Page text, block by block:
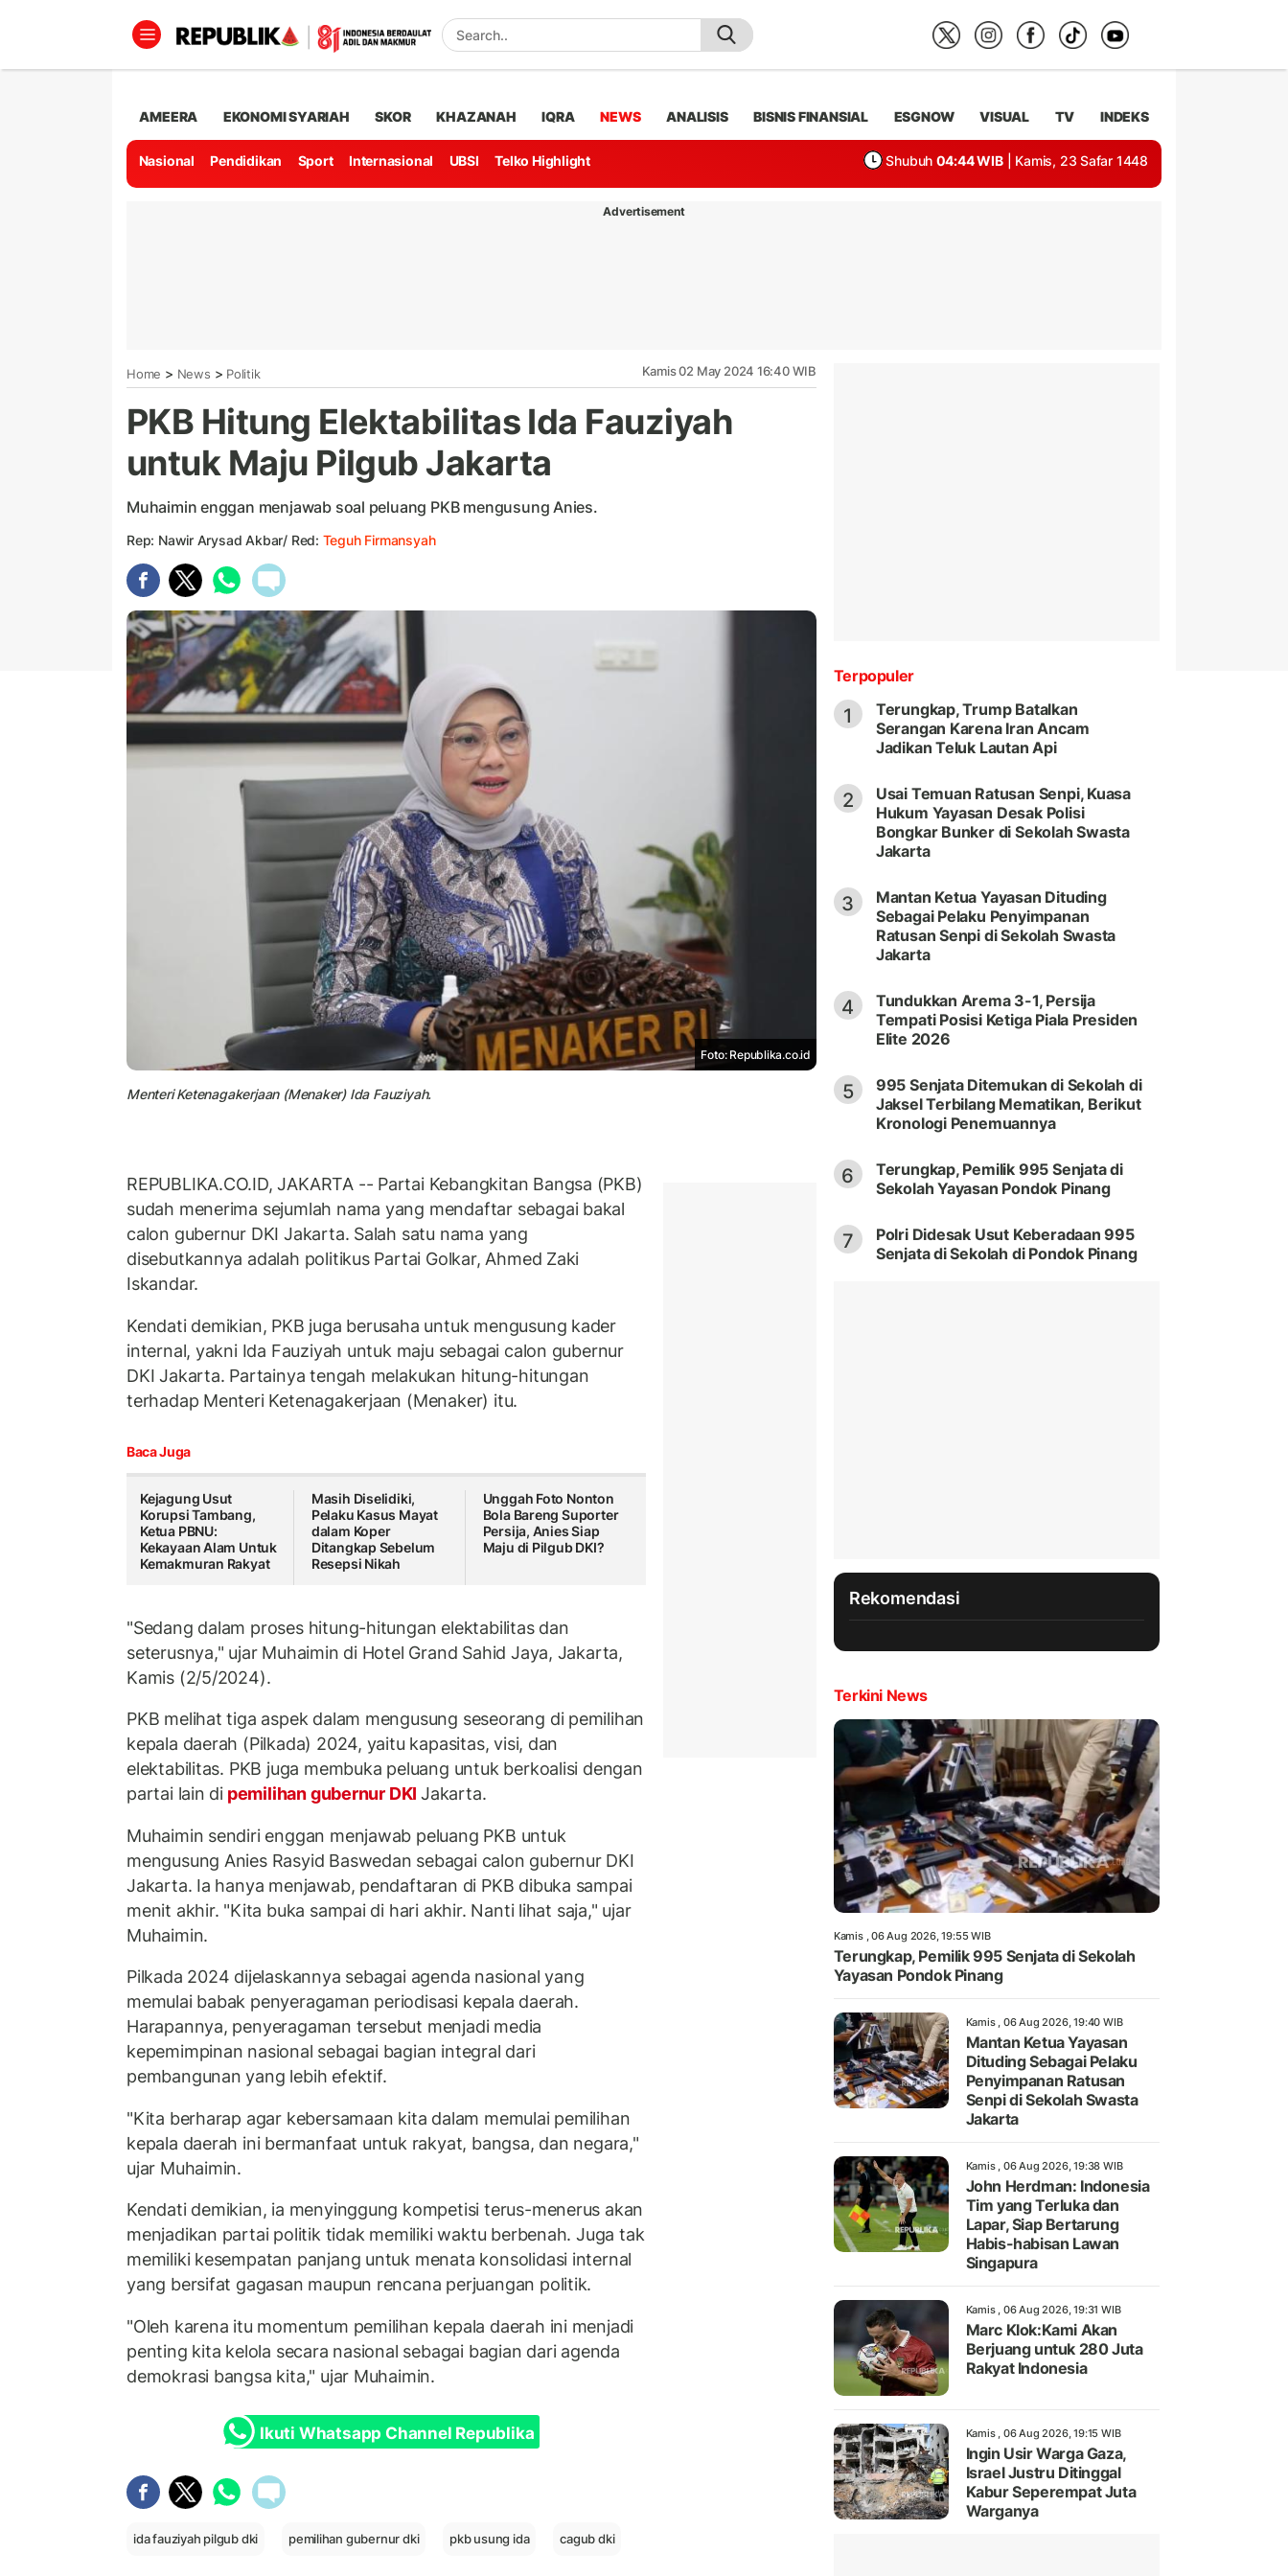
AMEERA EKONOMI SYARIAH SKOR KHAZANAH IQRA NEWS ANALISIS BISNIS FINANSIAL ESGNOW VISUAL TV INDEKS
Nasional Pendidikan Sport Internasional UBSI Telko Highlight Shubuh 04:44 WIB | Kamis, 23 Safar 1448
Advertisement
Home > News > Politik Kamis 02 May 2024 16:40 WIB
PKB Hitung Elektabilitas Ida Fauziyah
untuk Maju Pilgub Jakarta
Muhaimin enggan menjawab soal peluang PKB mengusung Anies.
Rep: Nawir Arysad Akbar/ Red: Teguh Firmansyah
Foto: Republika.co.id
Menteri Ketenagakerjaan (Menaker) Ida Fauziyah.
REPUBLIKA.CO.ID, JAKARTA -- Partai Kebangkitan Bangsa (PKB)
sudah menerima sejumlah nama yang mendaftar sebagai bakal
calon gubernur DKI Jakarta. Salah satu nama yang
disebutkannya adalah politikus Partai Golkar, Ahmed Zaki
Iskandar.
Kendati demikian, PKB juga berusaha untuk mengusung kader
internal, yakni Ida Fauziyah untuk maju sebagai calon gubernur
DKI Jakarta. Partainya tengah melakukan hitung-hitungan
terhadap Menteri Ketenagakerjaan (Menaker) itu.
Baca Juga
Kejagung Usut
Korupsi Tambang,
Ketua PBNU:
Kekayaan Alam Untuk
Kemakmuran Rakyat
Masih Diselidiki,
Pelaku Kasus Mayat
dalam Koper
Ditangkap Sebelum
Resepsi Nikah
Unggah Foto Nonton
Bola Bareng Suporter
Persija, Anies Siap
Maju di Pilgub DKI?
"Sedang dalam proses hitung-hitungan elektabilitas dan
seterusnya," ujar Muhaimin di Hotel Grand Sahid Jaya, Jakarta,
Kamis (2/5/2024).
PKB melihat tiga aspek dalam mengusung seseorang di pemilihan
kepala daerah (Pilkada) 2024, yaitu kapasitas, visi, dan
elektabilitas. PKB juga membuka peluang untuk berkoalisi dengan
partai lain di pemilihan gubernur DKIJakarta.
Muhaimin sendiri enggan menjawab peluang PKB untuk
mengusung Anies Rasyid Baswedan sebagai calon gubernur DKI
Jakarta. Ia hanya menjawab, pendaftaran di PKB dibuka sampai
menit akhir. "Kita buka sampai di hari akhir. Nanti lihat saja," ujar
Muhaimin.
Pilkada 2024 dijelaskannya sebagai agenda nasional yang
memulai babak penyeragaman periodisasi kepala daerah.
Harapannya, penyeragaman tersebut menjadi media
kepemimpinan nasional sebagai bagian integral dari
pembangunan yang lebih efektif.
"Kita berharap agar kebersamaan kita dalam memulai pemilihan
kepala daerah ini bermanfaat untuk rakyat, bangsa, dan negara,"
ujar Muhaimin.
Kendati demikian, ia menyinggung kompetisi terus-menerus akan
menjadikan partai politik tidak memiliki waktu berbenah. Juga tak
memiliki kesempatan panjang untuk menata konsolidasi internal
yang bersifat gagasan maupun rencana perjuangan politik.
"Oleh karena itu momentum pemilihan kepala daerah ini menjadi
penting kita kelola secara nasional sebagai bagian dari agenda
demokrasi bangsa kita," ujar Muhaimin.
Ikuti Whatsapp Channel Republika
ida fauziyah pilgub dki pemilihan gubernur dki pkb usung ida cagub dki
Terpopuler
1
Terungkap, Trump Batalkan
Serangan Karena Iran Ancam
Jadikan Teluk Lautan Api
2
Usai Temuan Ratusan Senpi, Kuasa
Hukum Yayasan Desak Polisi
Bongkar Bunker di Sekolah Swasta
Jakarta
3
Mantan Ketua Yayasan Dituding
Sebagai Pelaku Penyimpanan
Ratusan Senpi di Sekolah Swasta
Jakarta
4
Tundukkan Arema 3-1, Persija
Tempati Posisi Ketiga Piala Presiden
Elite 2026
5
995 Senjata Ditemukan di Sekolah di
Jaksel Terbilang Mematikan, Berikut
Kronologi Penemuannya
6
Terungkap, Pemilik 995 Senjata di
Sekolah Yayasan Pondok Pinang
7
Polri Didesak Usut Keberadaan 995
Senjata di Sekolah di Pondok Pinang
Rekomendasi
Terkini News
Kamis , 06 Aug 2026, 19:55 WIB
Terungkap, Pemilik 995 Senjata di Sekolah
Yayasan Pondok Pinang
Kamis , 06 Aug 2026, 19:40 WIB
Mantan Ketua Yayasan
Dituding Sebagai Pelaku
Penyimpanan Ratusan
Senpi di Sekolah Swasta
Jakarta
Kamis , 06 Aug 2026, 19:38 WIB
John Herdman: Indonesia
Tim yang Terluka dan
Lapar, Siap Bertarung
Habis-habisan Lawan
Singapura
Kamis , 06 Aug 2026, 19:31 WIB
Marc Klok:Kami Akan
Berjuang untuk 280 Juta
Rakyat Indonesia
Kamis , 06 Aug 2026, 19:15 WIB
Ingin Usir Warga Gaza,
Israel Justru Ditinggal
Kabur Seperempat Juta
Warganya